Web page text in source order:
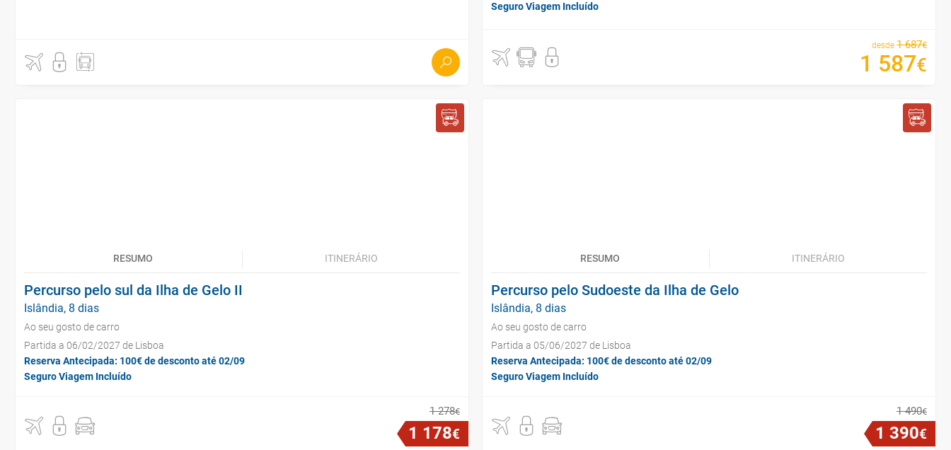
Seguro Viagem Incluído
desde 1 687€
1 587€
RESUMO ITINERÁRIO
Percurso pelo sul da Ilha de Gelo II
Islândia, 8 dias
Ao seu gosto de carro
Partida a 06/02/2027 de Lisboa
Reserva Antecipada: 100€ de desconto até 02/09
Seguro Viagem Incluído
1 278€
1 178€
RESUMO ITINERÁRIO
Percurso pelo Sudoeste da Ilha de Gelo
Islândia, 8 dias
Ao seu gosto de carro
Partida a 05/06/2027 de Lisboa
Reserva Antecipada: 100€ de desconto até 02/09
Seguro Viagem Incluído
1 490€
1 390€